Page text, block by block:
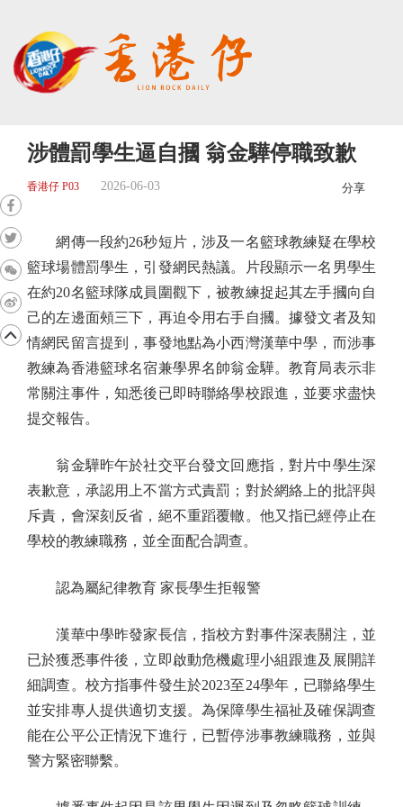
涉體罰學生逼自摑 翁金驊停職致歉
香港仔 P03 2026-06-03 分享
網傳一段約26秒短片，涉及一名籃球教練疑在學校
籃球場體罰學生，引發網民熱議。片段顯示一名男學生
在約20名籃球隊成員圍觀下，被教練捉起其左手摑向自
己的左邊面頰三下，再迫令用右手自摑。據發文者及知
情網民留言提到，事發地點為小西灣漢華中學，而涉事
教練為香港籃球名宿兼學界名帥翁金驊。教育局表示非
常關注事件，知悉後已即時聯絡學校跟進，並要求盡快
提交報告。
翁金驊昨午於社交平台發文回應指，對片中學生深
表歉意，承認用上不當方式責罰；對於網絡上的批評與
斥責，會深刻反省，絕不重蹈覆轍。他又指已經停止在
學校的教練職務，並全面配合調查。
認為屬紀律教育 家長學生拒報警
漢華中學昨發家長信，指校方對事件深表關注，並
已於獲悉事件後，立即啟動危機處理小組跟進及展開詳
細調查。校方指事件發生於2023至24學年，已聯絡學生
並安排專人提供適切支援。為保障學生福祉及確保調查
能在公平公正情況下進行，已暫停涉事教練職務，並與
警方緊密聯繫。